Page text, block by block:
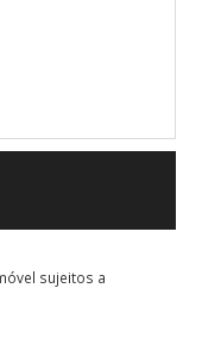
sujeitos a